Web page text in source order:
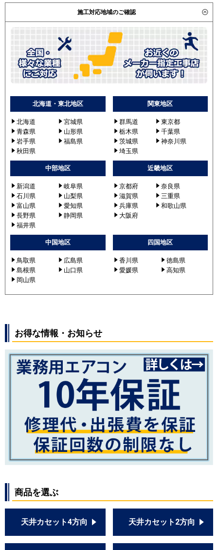
施工対応地域のご確認
北海道・東北地区
北海道
宮城県
青森県
山形県
岩手県
福島県
秋田県
関東地区
群馬道
東京都
栃木県
千葉県
茨城県
神奈川県
埼玉県
中部地区
新潟道
岐阜県
石川県
山梨県
富山県
愛知県
長野県
静岡県
福井県
近畿地区
京都府
奈良県
滋賀県
三重県
兵庫県
和歌山県
大阪府
中国地区
鳥取県
広島県
島根県
山口県
岡山県
四国地区
香川県
徳島県
愛媛県
高知県
お得な情報・お知らせ
商品を選ぶ
天井カセット4方向 天井カセット2方向